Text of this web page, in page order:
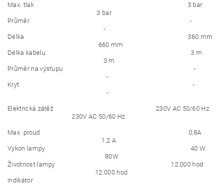
Max. tlak 3 bar
3 bar
Průměr -
-
Délka 360 mm
660 mm
Délka kabelu 3 m
3 m
Průměr na výstupu -
-
Kryt -
-
Elektrická zátěž 230V AC 50/60 Hz
230V AC 50/60 Hz
Max. proud 0,8A
1,2 A
Výkon lampy 40 W
80W
Životnost lampy 12.000 hod
12.000 hod
Indikátor